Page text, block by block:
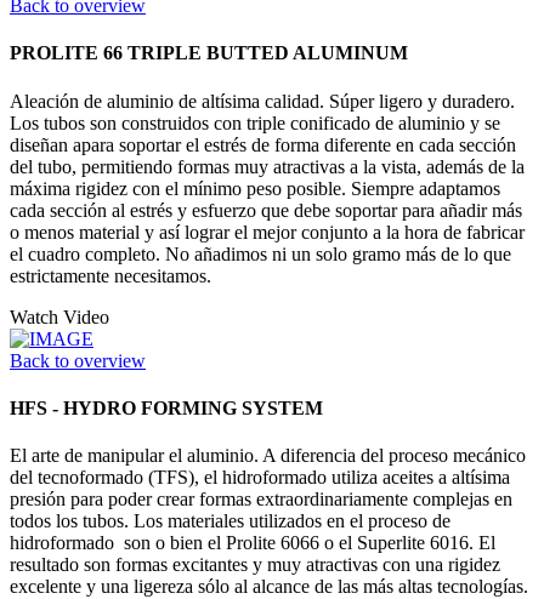
Back to overview
PROLITE 66 TRIPLE BUTTED ALUMINUM
Aleación de aluminio de altísima calidad. Súper ligero y duradero.
Los tubos son construidos con triple conificado de aluminio y se
diseñan apara soportar el estrés de forma diferente en cada sección
del tubo, permitiendo formas muy atractivas a la vista, además de la
máxima rigidez con el mínimo peso posible. Siempre adaptamos
cada sección al estrés y esfuerzo que debe soportar para añadir más
o menos material y así lograr el mejor conjunto a la hora de fabricar
el cuadro completo. No añadimos ni un solo gramo más de lo que
estrictamente necesitamos.
Watch Video
Back to overview
HFS - HYDRO FORMING SYSTEM
El arte de manipular el aluminio. A diferencia del proceso mecánico
del tecnoformado (TFS), el hidroformado utiliza aceites a altísima
presión para poder crear formas extraordinariamente complejas en
todos los tubos. Los materiales utilizados en el proceso de
hidroformado son o bien el Prolite 6066 o el Superlite 6016. El
resultado son formas excitantes y muy atractivas con una rigidez
excelente y una ligereza sólo al alcance de las más altas tecnologías.